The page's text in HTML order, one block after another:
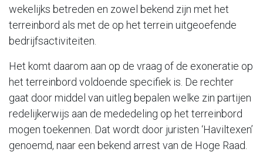
wekelijks betreden en zowel bekend zijn met het
terreinbord als met de op het terrein uitgeoefende
bedrijfsactiviteiten.
Het komt daarom aan op de vraag of de exoneratie op
het terreinbord voldoende specifiek is. De rechter
gaat door middel van uitleg bepalen welke zin partijen
redelijkerwijs aan de mededeling op het terreinbord
mogen toekennen. Dat wordt door juristen ‘Haviltexen’
genoemd, naar een bekend arrest van de Hoge Raad.